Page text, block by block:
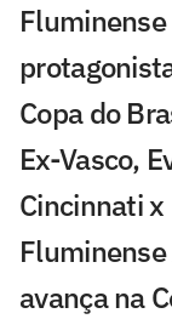
Copa do
Ex-Vasco,
Cincinnati
avança na